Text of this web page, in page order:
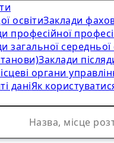
освітиЗаклади
професійної
загальної середньої
Заклади
органи
даніЯк